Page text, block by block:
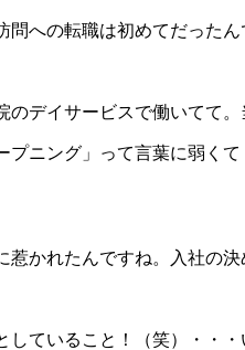
問への転職は初めてだったん
のデイサービスで働いてて
プニング」って言葉に弱く
惹かれたんですね。入社の
していること！（笑）・・